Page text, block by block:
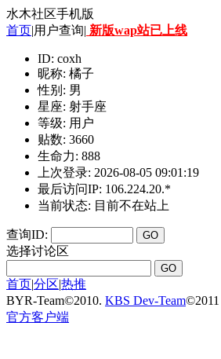
水木社区手机版
首页|用户查询| 新版wap站已上线
ID: coxh
昵称: 橘子
性别: 男
星座: 射手座
等级: 用户
贴数: 3660
生命力: 888
上次登录: 2026-08-05 09:01:19
最后访问IP: 106.224.20.*
当前状态: 目前不在站上
查询ID:
选择讨论区
首页|分区|热推
BYR-Team©2010. KBS Dev-Team©2011
官方客户端